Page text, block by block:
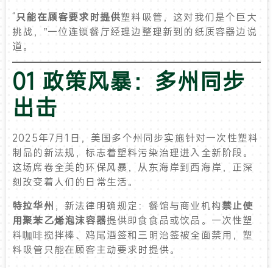
“只能在顾客要求时提供塑料吸管，这对我们是个巨大
挑战，”一位连锁餐厅经理边整理新到的纸质容器边说
道。
01 政策风暴：多州同步
出击
2025年7月1日，美国多个州同步实施针对一次性塑料
制品的新法规，标志着塑料污染治理进入全新阶段。
这场席卷全美的环保风暴，从东海岸到西海岸，正深
刻改变着人们的日常生活。
特拉华州 ，新法律明确规定：餐馆与商业机构禁止使
用聚苯乙烯泡沫容器提供即食食品或饮品。一次性塑
料咖啡搅拌棒、鸡尾酒签和三明治签被全面禁用，塑
料吸管只能在顾客主动要求时提供。